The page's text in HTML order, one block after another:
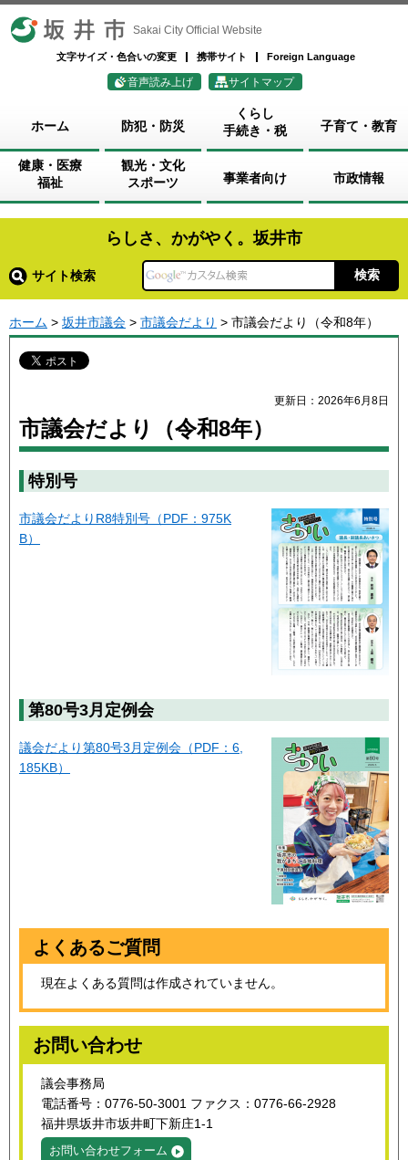
坂井市 Sakai City Official Website
文字サイズ・色合いの変更 携帯サイト Foreign Language
音声読み上げ サイトマップ
ホーム 防犯・防災
くらし
手続き・税
子育て・教育
健康・医療
福祉
観光・文化
スポーツ
事業者向け 市政情報
らしさ、かがやく。坂井市
サイト検索
ホーム > 坂井市議会 > 市議会だより > 市議会だより（令和8年）
更新日：2026年6月8日
市議会だより（令和8年）
特別号
市議会だよりR8特別号（PDF：975K
B）
第80号3月定例会
議会だより第80号3月定例会（PDF：6,
185KB）
よくあるご質問
現在よくある質問は作成されていません。
お問い合わせ
議会事務局
電話番号：0776-50-3001 ファクス：0776-66-2928
福井県坂井市坂井町下新庄1-1
お問い合わせフォーム